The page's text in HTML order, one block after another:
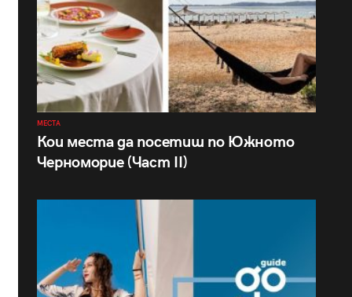
МЕСТА
Кои места да посетиш по Южното
Черноморие (Част II)